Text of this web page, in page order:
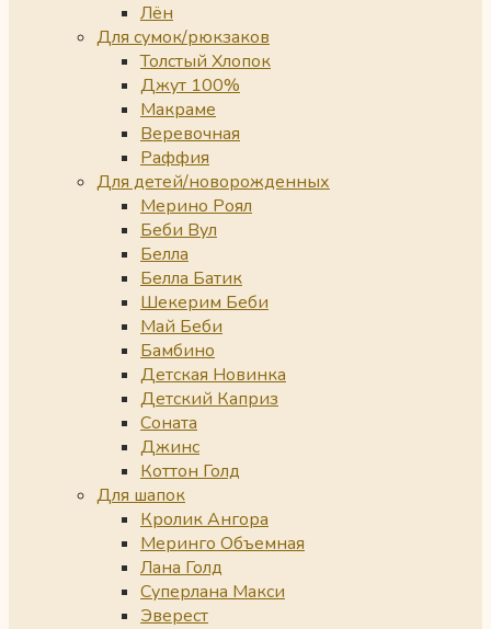
Лён
Для сумок/рюкзаков
Толстый Хлопок
Джут 100%
Макраме
Веревочная
Раффия
Для детей/новорожденных
Мерино Роял
Беби Вул
Белла
Белла Батик
Шекерим Беби
Май Беби
Бамбино
Детская Новинка
Детский Каприз
Соната
Джинс
Коттон Голд
Для шапок
Кролик Ангора
Меринго Объемная
Лана Голд
Суперлана Макси
Эверест